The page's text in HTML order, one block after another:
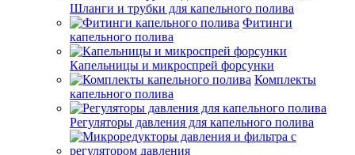
Шланги и трубки для капельного полива
Фитинги
капельного полива
Капельницы и микроспрей форсунки
Комплекты
капельного полива
Регуляторы давления для капельного полива